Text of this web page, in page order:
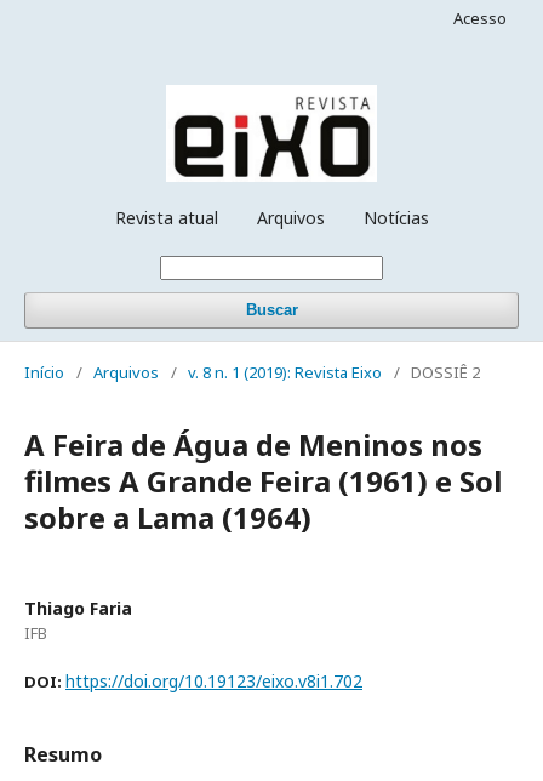
Revista atual Arquivos Notícias
Buscar
Acesso
Início / Arquivos / v. 8 n. 1 (2019): Revista Eixo / DOSSIÊ 2
A Feira de Água de Meninos nos
filmes A Grande Feira (1961) e Sol
sobre a Lama (1964)
Thiago Faria
IFB
DOI: https://doi.org/10.19123/eixo.v8i1.702
Resumo